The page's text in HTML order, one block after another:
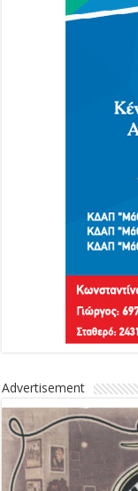
Advertisement